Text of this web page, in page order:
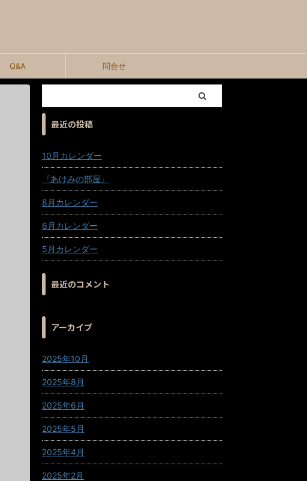
Q&A 問合せ
最近の投稿
10月カレンダー
『あけみの部屋』
8月カレンダー
6月カレンダー
5月カレンダー
最近のコメント
アーカイブ
2025年10月
2025年8月
2025年6月
2025年5月
2025年4月
2025年2月